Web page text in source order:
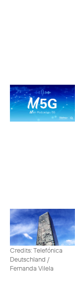
Credits: Telefónica
Deutschland /
Fernanda Vilela